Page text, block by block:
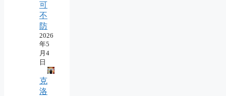
可
不
防
2026
年5
月4
日
克
洛